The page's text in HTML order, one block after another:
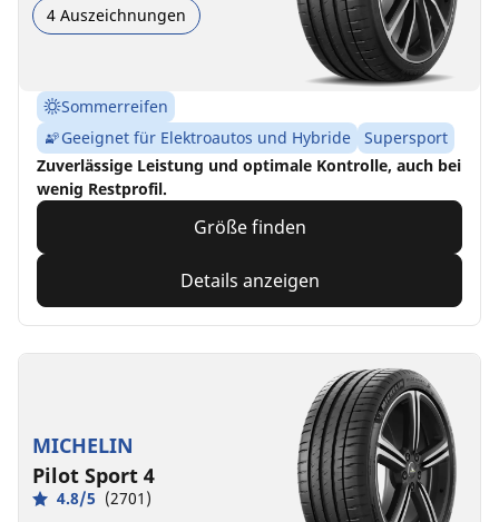
4 Auszeichnungen
Sommerreifen
Geeignet für Elektroautos und Hybride
Supersport
Zuverlässige Leistung und optimale Kontrolle, auch bei
wenig Restprofil.
Größe finden
Details anzeigen
MICHELIN
Pilot Sport 4
4.8/5 (2701)